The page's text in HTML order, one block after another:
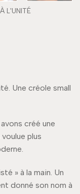
L'UNITÉ
Une créole small
créé une
plus
» à la main. Un
donné son nom à